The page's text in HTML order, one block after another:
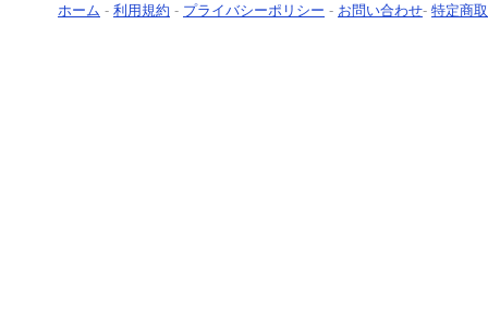
ホーム - 利用規約 - プライバシーポリシー - お問い合わせ- 特定商